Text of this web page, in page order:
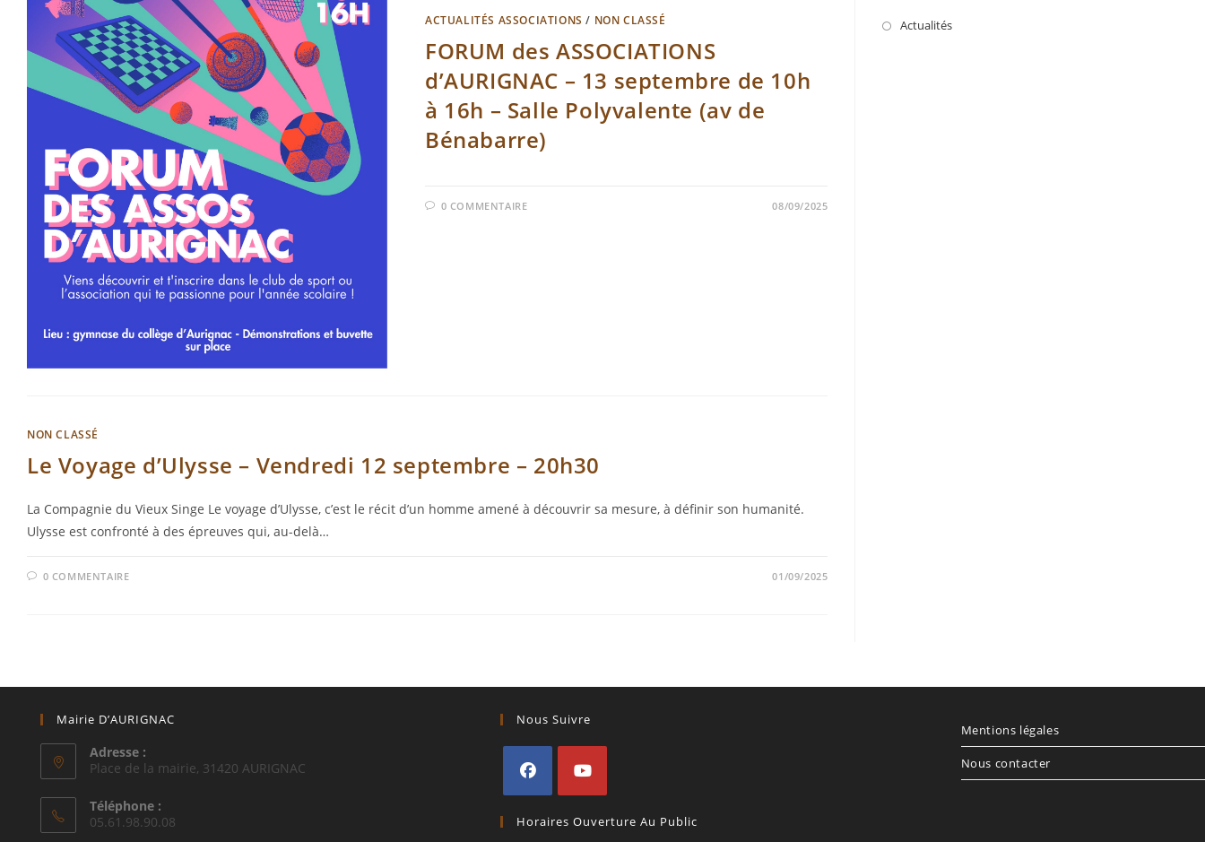
ACTUALITÉS ASSOCIATIONS / NON CLASSÉ
FORUM des ASSOCIATIONS
d’AURIGNAC – 13 septembre de 10h
à 16h – Salle Polyvalente (av de
Bénabarre)
0 COMMENTAIRE 08/09/2025
NON CLASSÉ
Le Voyage d’Ulysse – Vendredi 12 septembre – 20h30
La Compagnie du Vieux Singe Le voyage d’Ulysse, c’est le récit d’un homme amené à découvrir sa mesure, à définir son humanité.
Ulysse est confronté à des épreuves qui, au-delà…
0 COMMENTAIRE 01/09/2025
Actualités
Mairie D’AURIGNAC
Adresse :
Place de la mairie, 31420 AURIGNAC
Téléphone :
05.61.98.90.08
Nous Suivre
dans
dans
Horaires Ouverture Au Public
Mentions légales
Nous contacter